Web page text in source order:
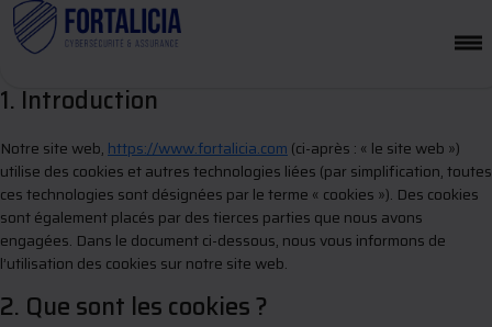
Cette politique de cookies a été mise à jour pour la dernière fois le 24
juin 2026 et s’applique aux citoyens et aux résidents permanents
légaux de l’Espace Économique Européen et de la Suisse.
1. Introduction
Notre site web, https://www.fortalicia.com (ci-après : « le site web »)
utilise des cookies et autres technologies liées (par simplification, toutes
ces technologies sont désignées par le terme « cookies »). Des cookies
sont également placés par des tierces parties que nous avons
engagées. Dans le document ci-dessous, nous vous informons de
l’utilisation des cookies sur notre site web.
2. Que sont les cookies ?